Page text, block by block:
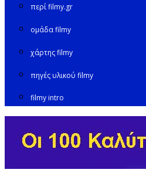
περί filmy.gr
ομάδα filmy
χάρτης filmy
πηγές υλικού filmy
filmy intro